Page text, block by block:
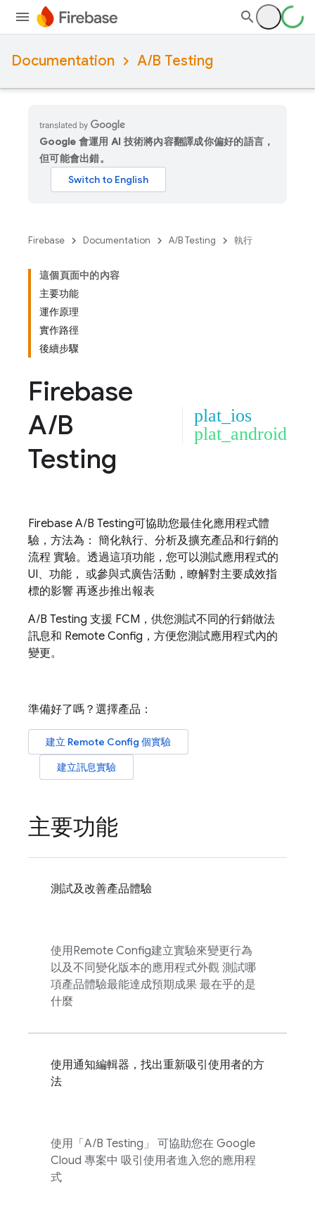
Documentation A/B Testing
Google 會運用 AI 技術將內容翻譯成你偏好的語言，
但可能會出錯。
Firebase Documentation A/B Testing 執行
這個頁面中的內容
主要功能
運作原理
實作路徑
後續步驟
Firebase
A/B
Testing
plat_ios
plat_android
Firebase A/B Testing可協助您最佳化應用程式體
驗，方法為： 簡化執行、分析及擴充產品和行銷的
流程 實驗。透過這項功能，您可以測試應用程式的
UI、功能， 或參與式廣告活動，瞭解對主要成效指
標的影響 再逐步推出報表
A/B Testing 支援 FCM ，供您測試不同的行銷做法
訊息和 Remote Config ，方便您測試應用程式內的
變更。
準備好了嗎？選擇產品：
建立 Remote Config 個實驗
建立訊息實驗
主要功能
測試及改善產品體驗
使用Remote Config建立實驗來變更行為
以及不同變化版本的應用程式外觀 測試哪
項產品體驗最能達成預期成果 最在乎的是
什麼
使用通知編輯器，找出重新吸引使用者的方
法
使用「 A/B Testing 」 可協助您在 Google
Cloud 專案中 吸引使用者進入您的應用程
式